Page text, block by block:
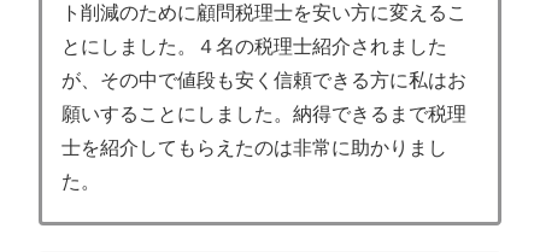
ト削減のために顧問税理士を安い方に変えるこ
とにしました。４名の税理士紹介されました
が、その中で値段も安く信頼できる方に私はお
願いすることにしました。納得できるまで税理
士を紹介してもらえたのは非常に助かりまし
た。